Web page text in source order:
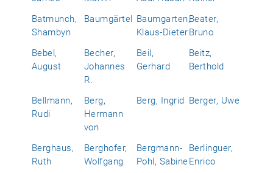
Batmunch,
Shambyn
Baumgärtel Baumgarten,
Klaus-Dieter
Beater,
Bruno
Bebel,
August
Becher,
Johannes
R.
Beil,
Gerhard
Beitz,
Berthold
Bellmann,
Rudi
Berg,
Hermann
von
Berg, Ingrid Berger, Uwe
Berghaus,
Ruth
Berghofer,
Wolfgang
Bergmann-
Pohl, Sabine
Berlinguer,
Enrico